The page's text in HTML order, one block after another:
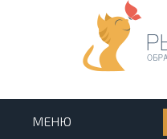
МЕНЮ